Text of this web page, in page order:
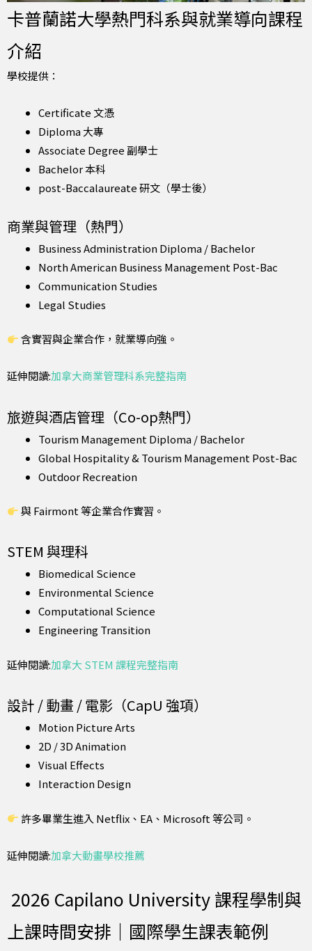
卡普蘭諾大學熱門科系與就業導向課程
介紹
學校提供：
Certificate 文憑
Diploma 大專
Associate Degree 副學士
Bachelor 本科
post-Baccalaureate 研文（學士後）
商業與管理（熱門）
Business Administration Diploma / Bachelor
North American Business Management Post-Bac
Communication Studies
Legal Studies
含實習與企業合作，就業導向強。
延伸閱讀:加拿大商業管理科系完整指南
旅遊與酒店管理（Co-op熱門）
Tourism Management Diploma / Bachelor
Global Hospitality & Tourism Management Post-Bac
Outdoor Recreation
與 Fairmont 等企業合作實習。
STEM 與理科
Biomedical Science
Environmental Science
Computational Science
Engineering Transition
延伸閱讀:加拿大 STEM 課程完整指南
設計 / 動畫 / 電影（CapU 強項）
Motion Picture Arts
2D / 3D Animation
Visual Effects
Interaction Design
許多畢業生進入 Netflix、EA、Microsoft 等公司。
延伸閱讀:加拿大動畫學校推薦
2026 Capilano University 課程學制與
上課時間安排｜國際學生課表範例